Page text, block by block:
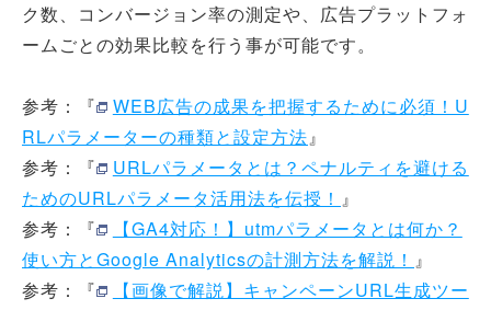
ク数、コンバージョン率の測定や、広告プラットフォ
ームごとの効果比較を行う事が可能です。
参考：『
WEB広告の成果を把握するために必須！U
RLパラメーターの種類と設定方法』
参考：『
URLパラメータとは？ペナルティを避ける
ためのURLパラメータ活用法を伝授！ 』
参考：『
【GA4対応！】utmパラメータとは何か？
使い方とGoogle Analyticsの計測方法を解説！ 』
参考：『
【画像で解説】キャンペーンURL生成ツー